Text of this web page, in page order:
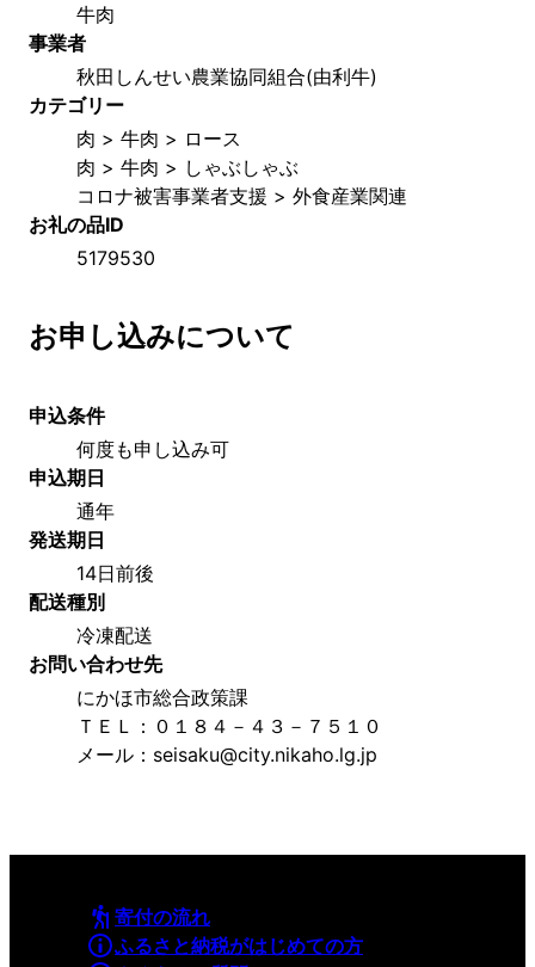
牛肉
事業者
秋田しんせい農業協同組合(由利牛)
カテゴリー
肉 > 牛肉 > ロース
肉 > 牛肉 > しゃぶしゃぶ
コロナ被害事業者支援 > 外食産業関連
お礼の品ID
5179530
お申し込みについて
申込条件
何度も申し込み可
申込期日
通年
発送期日
14日前後
配送種別
冷凍配送
お問い合わせ先
にかほ市総合政策課
ＴＥＬ：０１８４－４３－７５１０
メール：seisaku@city.nikaho.lg.jp
寄付の流れ
ふるさと納税がはじめての方